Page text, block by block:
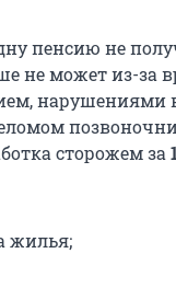
пенсию не
не может из-за
нарушениями
сторожем за
жилья;